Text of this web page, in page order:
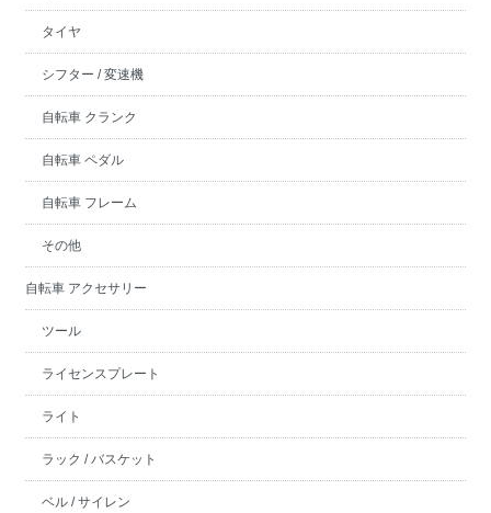
タイヤ
シフター / 変速機
自転車 クランク
自転車 ペダル
自転車 フレーム
その他
自転車 アクセサリー
ツール
ライセンスプレート
ライト
ラック / バスケット
ベル / サイレン